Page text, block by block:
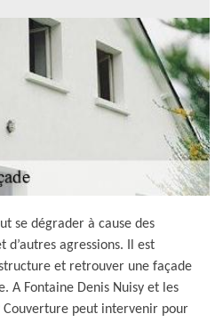
se dégrader à cause des
agressions. Il est
et retrouver une façade
A Fontaine Denis Nuisy et les
Couverture peut intervenir pour